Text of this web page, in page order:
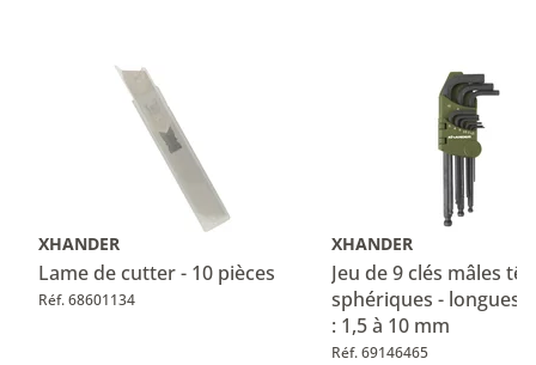
XHANDER
Lame de cutter - 10 pièces
Réf. 68601134
XHANDER
Jeu de 9 clés mâles
sphériques - longues
: 1,5 à 10 mm
Réf. 69146465